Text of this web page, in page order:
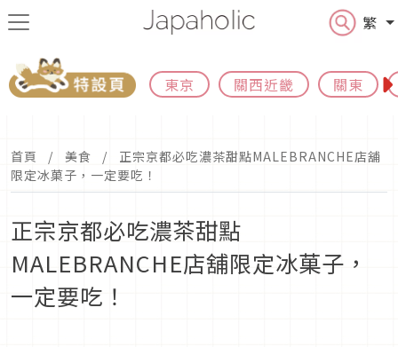
繁
東京 關西近畿 關東
首頁 美食
正宗京都必吃濃茶甜點MALEBRANCHE店舖
限定冰菓子，一定要吃！
正宗京都必吃濃茶甜點
MALEBRANCHE店舖限定冰菓子，
一定要吃！